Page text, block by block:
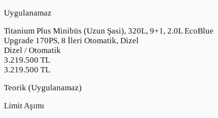
Uygulanamaz
Titanium Plus Minibüs (Uzun Şasi), 320L, 9+1, 2.0L EcoBlue
Upgrade 170PS, 8 İleri Otomatik, Dizel
Dizel / Otomatik
3.219.500 TL
3.219.500 TL
Teorik (Uygulanamaz)
Limit Aşımı